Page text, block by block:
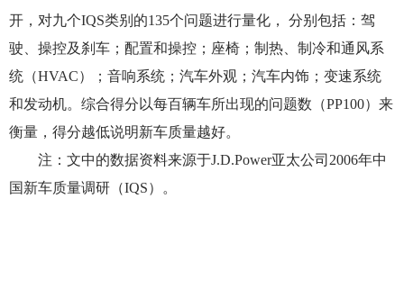
开，对九个IQS类别的135个问题进行量化， 分别包括：驾
驶、操控及刹车；配置和操控；座椅；制热、制冷和通风系
统（HVAC）；音响系统；汽车外观；汽车内饰；变速系统
和发动机。综合得分以每百辆车所出现的问题数（PP100）来
衡量，得分越低说明新车质量越好。
注：文中的数据资料来源于J.D.Power亚太公司2006年中
国新车质量调研（IQS）。